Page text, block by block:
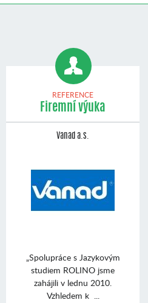
REFERENCE
Firemní výuka
Vanad a.s.
„Spolupráce s Jazykovým
studiem ROLINO jsme
zahájili v lednu 2010.
Vzhledem k ...